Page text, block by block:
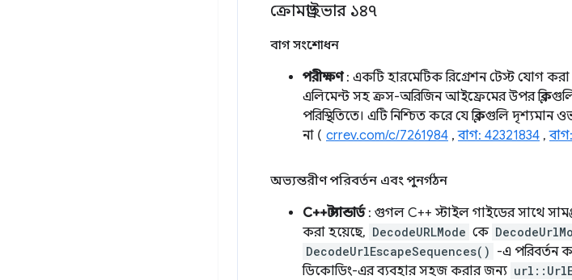
ক্রোমড্রাইভার ১৪৭
বাগ সংশোধন
পরীক্ষণ: একটি হারমেটিক রিগ্রেশন টেস্ট যোগ
এলিমেন্ট সহ ক্রস-অরিজিন আইফ্রেমের উপর
পরিস্থিতিতে। এটি নিশ্চিত করে যে ক্লিকগুলি
না ( crrev.com/c/7261984 ,বাগ: 42321834 ,
অভ্যন্তরীণ পরিবর্তন এবং পুনর্গঠন
C++ স্ট্যান্ডার্ড: গুগল C++ স্টাইল গাইডের সাথে
করা হয়েছে, DecodeURLMode কে
DecodeUrlEscapeSequences() -এ পরিবর্তন
ডিকোডিং-এর ব্যবহার সহজ করার জন্য